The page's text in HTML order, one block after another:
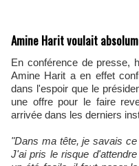
Amine Harit voulait
En conférence de presse, hier (lundi), lors de sa présentation,
Amine Harit a en effet
dans l'espoir que le
une offre pour le faire
arrivée dans les derniers
"Dans ma tête, je savais
J'ai pris le risque